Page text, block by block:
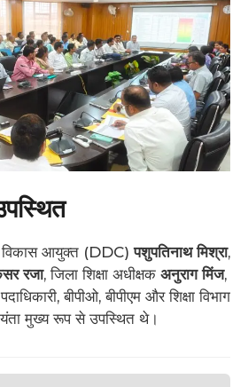
विकास आयुक्त (DDC)पशुपतिनाथ मिश्रा,
रजा, जिला शिक्षा अधीक्षक अनुराग मिंज,
बीपीओ, बीपीएम और शिक्षा विभाग
मुख्य रूप से उपस्थित थे।